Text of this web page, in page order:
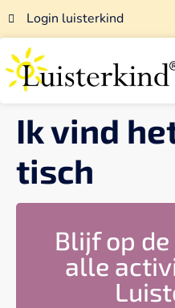
Login luisterkind
Ik vind
tisch
Blijf op
alle